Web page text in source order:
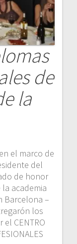
de
la
el marco de
del
de honor
academia
Barcelona –
los
CENTRO